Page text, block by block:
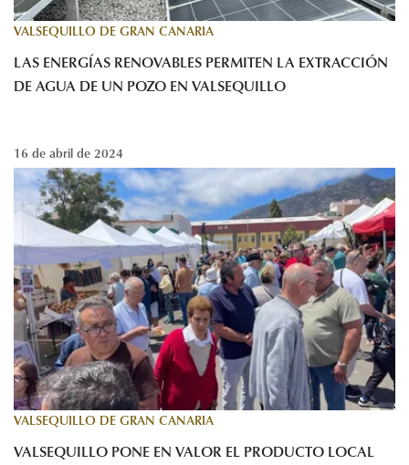
VALSEQUILLO DE GRAN CANARIA
LAS ENERGÍAS RENOVABLES PERMITEN LA EXTRACCIÓN
DE AGUA DE UN POZO EN VALSEQUILLO
16 de abril de 2024
VALSEQUILLO DE GRAN CANARIA
VALSEQUILLO PONE EN VALOR EL PRODUCTO LOCAL